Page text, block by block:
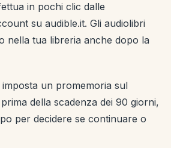
in pochi clic dalle
su audible.it. Gli audiolibri
nella tua libreria anche dopo la
un promemoria sul
della scadenza dei 90 giorni,
per decidere se continuare o